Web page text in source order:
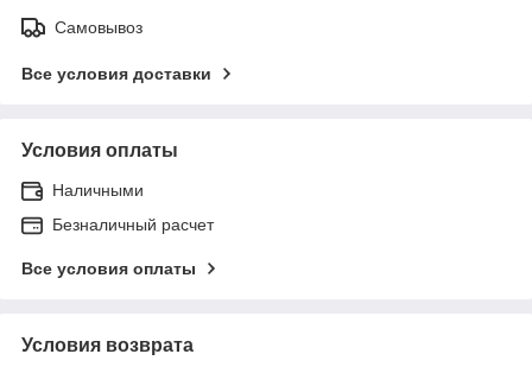
Самовывоз
Все условия доставки
Условия оплаты
Наличными
Безналичный расчет
Все условия оплаты
Условия возврата